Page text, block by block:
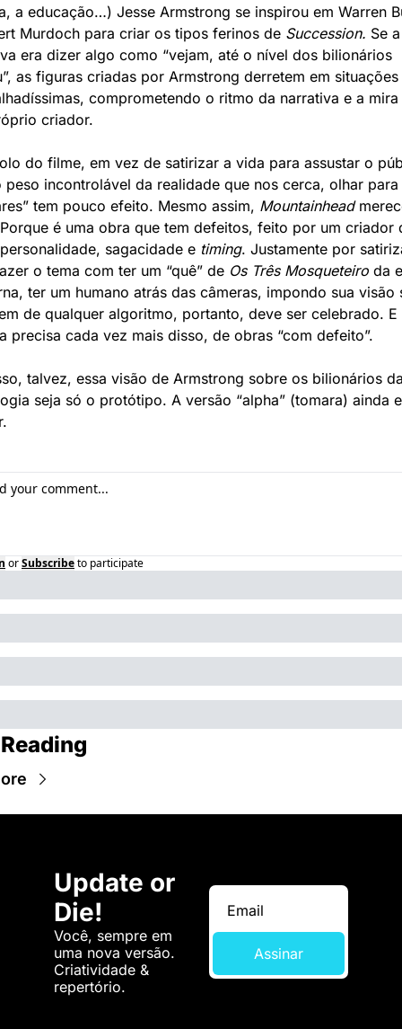
a educação…) Jesse Armstrong se inspirou em Warren
Murdoch para criar os tipos ferinos de Succession. Se a
era dizer algo como “vejam, até o nível dos bilionários
as figuras criadas por Armstrong derretem em situações
comprometendo o ritmo da narrativa e a mira
criador.
do filme, em vez de satirizar a vida para assustar o
peso incontrolável da realidade que nos cerca, olhar para
tem pouco efeito. Mesmo assim, Mountainhead
é uma obra que tem defeitos, feito por um criador
sagacidade e timing. Justamente por
o tema com ter um “quê” de Os Três Mosqueteiro da
ter um humano atrás das câmeras, impondo sua visão
de qualquer algoritmo, portanto, deve ser celebrado. E
precisa cada vez mais disso, de obras “com defeito”.
talvez, essa visão de Armstrong sobre os bilionários
seja só o protótipo. A versão “alpha” (tomara) ainda
orSubscribeto participate
Update or
Die!
Você, sempre em
uma nova versão.
Criatividade &
repertório.
Assinar